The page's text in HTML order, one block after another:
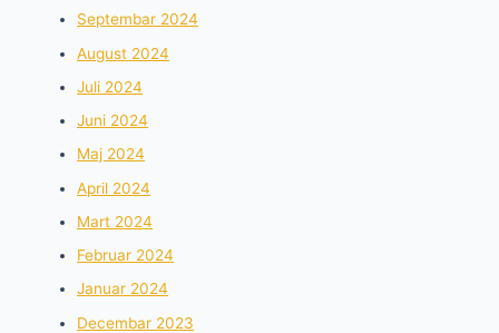
Septembar 2024
August 2024
Juli 2024
Juni 2024
Maj 2024
April 2024
Mart 2024
Februar 2024
Januar 2024
Decembar 2023